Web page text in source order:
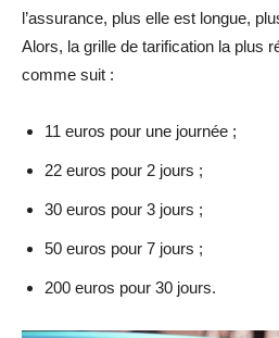
l’assurance, plus elle est longue,
Alors, la grille de tarification la plus
comme suit :
11 euros pour une journée ;
22 euros pour 2 jours ;
30 euros pour 3 jours ;
50 euros pour 7 jours ;
200 euros pour 30 jours.